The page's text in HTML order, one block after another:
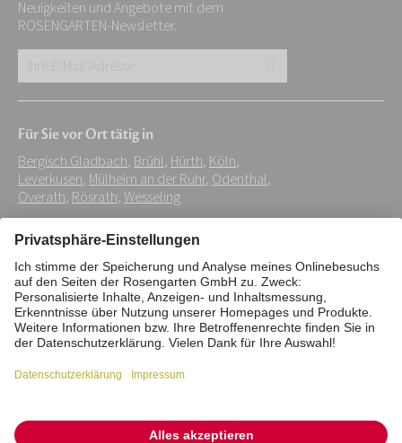
Neuigkeiten und Angebote mit dem
ROSENGARTEN-Newsletter.
E-
Adresse:
*
Für Sie vor Ort tätig in
Bergisch Gladbach, Brühl, Hürth, Köln,
Leverkusen, Mülheim an der Ruhr, Odenthal,
Overath, Rösrath,Wesseling
Impressum Datenschutz
Stiftung
Interne Meldestelle
Zahlungsmittel
Barrierefreiheitserklärung
Vertrag widerrufen